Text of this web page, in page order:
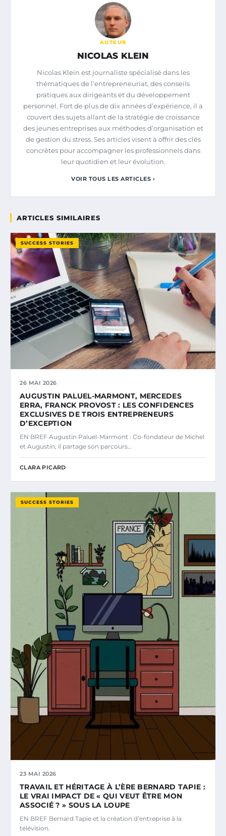
AUTEUR
NICOLAS KLEIN
Nicolas Klein est journaliste spécialisé dans les
thématiques de l’entrepreneuriat, des conseils
pratiques aux dirigeants et du développement
personnel. Fort de plus de dix années d’expérience, il a
couvert des sujets allant de la stratégie de croissance
des jeunes entreprises aux méthodes d’organisation et
de gestion du stress. Ses articles visent à offrir des clés
concrètes pour accompagner les professionnels dans
leur quotidien et leur évolution.
VOIR TOUS LES ARTICLES ›
ARTICLES SIMILAIRES
SUCCESS STORIES
26 MAI 2026
AUGUSTIN PALUEL-MARMONT, MERCEDES
ERRA, FRANCK PROVOST : LES CONFIDENCES
EXCLUSIVES DE TROIS ENTREPRENEURS
D’EXCEPTION
EN BREF Augustin Paluel-Marmont : Co-fondateur de Michel
et Augustin, il partage son parcours…
CLARA PICARD
SUCCESS STORIES
23 MAI 2026
TRAVAIL ET HÉRITAGE À L’ÈRE BERNARD TAPIE :
LE VRAI IMPACT DE « QUI VEUT ÊTRE MON
ASSOCIÉ ? » SOUS LA LOUPE
EN BREF Bernard Tapie et la création d’entreprise à la
télévision.